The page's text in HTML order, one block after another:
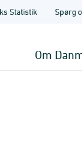
Statistik Spørg
Om